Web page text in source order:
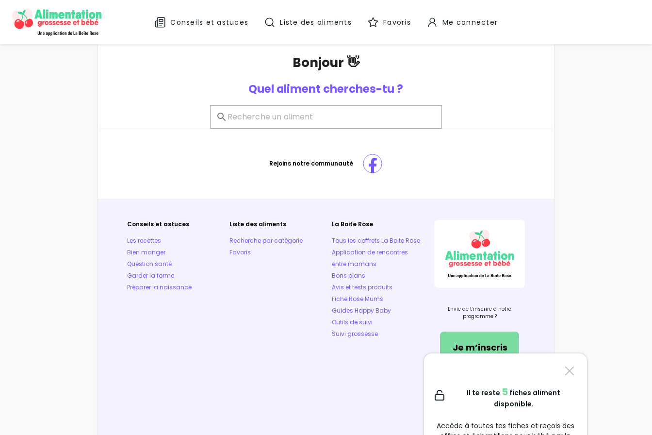
Conseils et astuces Liste des aliments Favoris Me connecter
Bonjour 👋
Quel aliment cherches-tu ?
Rejoins notre communauté
Conseils et astuces
Les recettes
Bien manger
Question santé
Garder la forme
Préparer la naissance
Liste des aliments
Recherche par catégorie
Favoris
La Boite Rose
Tous les coffrets La Boite Rose
Application de rencontres
entre mamans
Bons plans
Avis et tests produits
Fiche Rose Mums
Guides Happy Baby
Outils de suivi
Suivi grossesse
Envie de t’inscrire à notre
programme ?
Je m’inscris
support@alimentation-
Il te reste 5 fiches aliment
disponible.
Accède à toutes tes fiches et reçois des